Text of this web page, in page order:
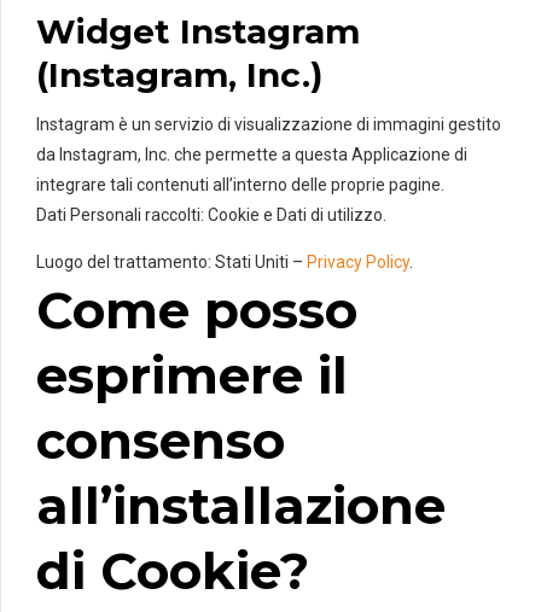
Widget Instagram
(Instagram, Inc.)
Instagram è un servizio di visualizzazione di immagini gestito
da Instagram, Inc. che permette a questa Applicazione di
integrare tali contenuti all’interno delle proprie pagine.
Dati Personali raccolti: Cookie e Dati di utilizzo.
Luogo del trattamento: Stati Uniti – Privacy Policy.
Come posso
esprimere il
consenso
all’installazione
di Cookie?